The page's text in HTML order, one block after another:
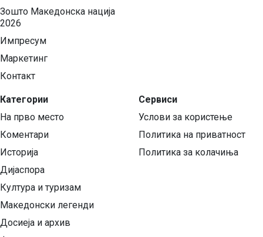
Зошто Македонска нација
2026
Импресум
Маркетинг
Контакт
Категории
На прво место
Коментари
Историја
Дијаспора
Култура и туризам
Македонски легенди
Досиеја и архив
Сервиси
Услови за користење
Политика на приватност
Политика за колачиња